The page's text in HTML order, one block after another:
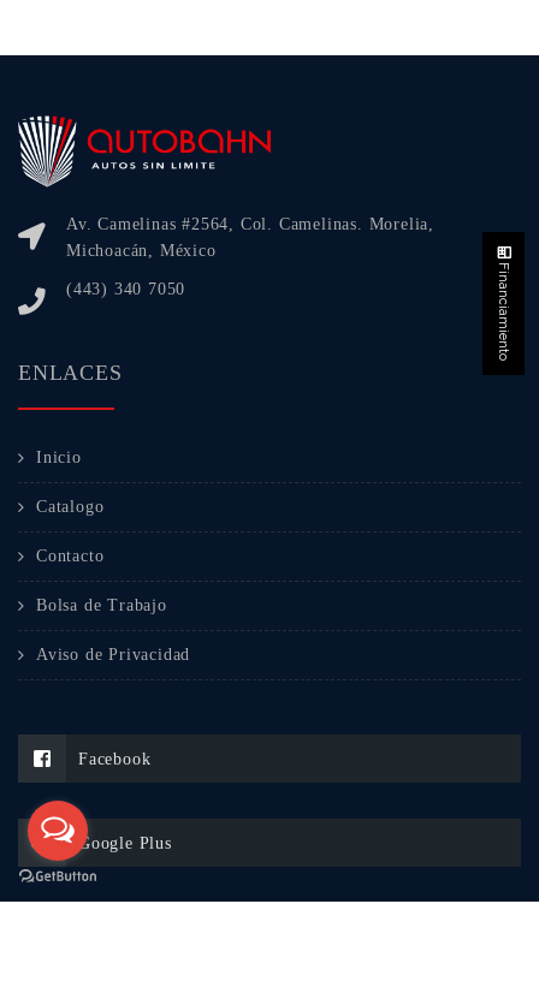
Financiamiento
Av. Camelinas #2564, Col. Camelinas. Morelia,
Michoacán, México
(443) 340 7050
ENLACES
Inicio
Catalogo
Contacto
Bolsa de Trabajo
Aviso de Privacidad
Facebook
Google Plus